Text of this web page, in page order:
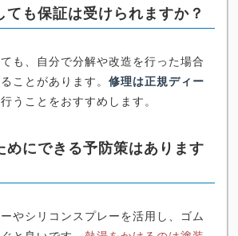
ても保証は受けられますか？
も、自分で分解や改造を行った場合
ことがあります。 修理は正規ディー
うことをおすすめします。
めにできる予防策はあります
やシリコンスプレーを活用し、ゴム